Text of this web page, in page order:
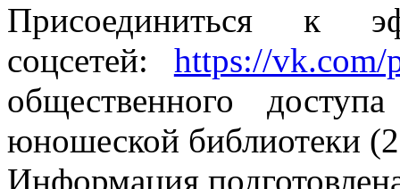
Присоединиться к
соцсетей: https://vk.com/
общественного
юношеской библиотеки
Информация